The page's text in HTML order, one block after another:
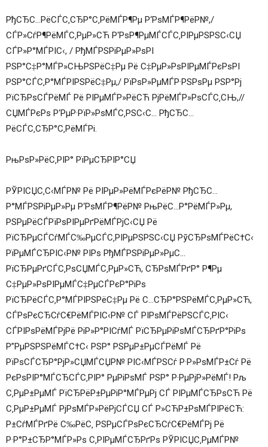
РђСЂС…РёСЃС‚СЂР°С‚РёМЃР¶Рµ Р‘РѕМЃР¶РёР№,/
СЃР»СѓР¶РёМЃС‚РµР»СЋ Р‘РѕР¶РµМЃСЃС‚РІРµРЅРЅС‹СЏ
СЃР»Р°МЃРІС‹, / РђМЃРЅРіРµР»РѕРІ
РЅР°С‡Р°МЃР»СЊРЅРёС‡Рµ Рё С‡РµР»РѕРІРµМЃРєРѕРІ
РЅР°СЃС‚Р°МЃРІРЅРёС‡Рµ,/ РїРѕР»РµМЃР·РЅРѕРµ РЅР°Рј
РїСЂРѕСЃРёМЃ Рё РІРµМЃР»РёСЋ РјРёМЃР»РѕСЃС‚СЊ,//
СЏМЃРєРѕ Р‘РµР·РїР»РѕМЃС‚РЅС‹С… РђСЂС…
РёСЃС‚СЂР°С‚РёМЃРі.
РњРѕР»РёС‚РІР° РїРµСЂРІР°СЏ
РЎРІСЏС‚С‹МЃР№ Рё РІРµР»РёМЃРєРёР№ РђСЂС…
Р°МЃРЅРіРµР»Рµ Р‘РѕМЃР¶РёР№ РњРёС…Р°РёМЃР»Рµ,
РЅРµРёСЃРїРѕРІРµРґРёМЃРјС‹СЏ Рё
РїСЂРµСЃСѓМЃС‰РµСЃС‚РІРµРЅРЅС‹СЏ РўСЂРѕМЃРёС†С‹
РїРµМЃСЂРІС‹Р№ РІРѕ РђМЃРЅРіРµР»РµС…
РїСЂРµРґСЃС‚РѕСЏМЃС‚РµР»СЋ, СЂРѕМЃРґР° Р¶Рµ
С‡РµР»РѕРІРµМЃС‡РµСЃРєР°РіРѕ
РїСЂРёСЃС‚Р°МЃРІРЅРёС‡Рµ Рё С…СЂР°РЅРёМЃС‚РµР»СЋ,
СЃРѕРєСЂСѓС€РёМЃРІС‹Р№ СЃ РІРѕМЃРёРЅСЃС‚РІС‹
СЃРІРѕРёМЃРјРё РіР»Р°РІСѓМЃ РїСЂРµРіРѕМЃСЂРґР°РіРѕ
Р”РµРЅРЅРёМЃС†С‹ РЅР° РЅРµР±РµСЃРёМЃ Рё
РїРѕСЃСЂР°РјР»СЏМЃСЏР№ РІС‹МЃРЅСѓ Р·Р»РѕМЃР±Сѓ Рё
РєРѕРІР°МЃСЂСЃС‚РІР° РµРіРѕМЃ РЅР° Р·РµРјР»РёМЃ! Рљ
С‚РµР±РµМЃ РїСЂРёР±РµРіР°МЃРµРј СЃ РІРµМЃСЂРѕСЋ Рё
С‚РµР±РµМЃ РјРѕМЃР»РёРјСЃСЏ СЃ Р»СЋР±РѕМЃРІРёСЋ:
Р±СѓМЃРґРё С‰РёС‚ РЅРµСЃРѕРєСЂСѓС€РёМЃРј Рё
Р·Р°Р±СЂР°МЃР»Рѕ С‚РІРµМЃСЂРґРѕ РЎРІСЏС‚РµМЃР№